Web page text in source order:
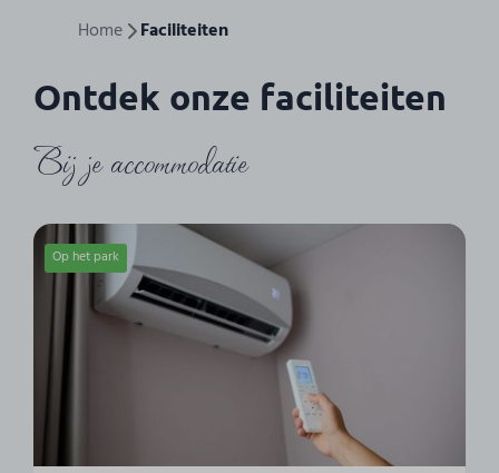
Home Faciliteiten
Ontdek onze faciliteiten
Bij je accommodatie
Op het park